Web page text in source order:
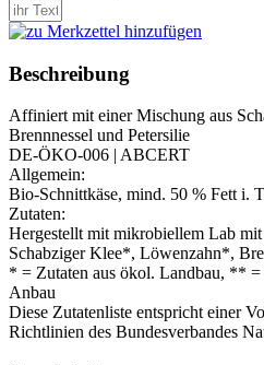
Beschreibung
Affiniert mit einer Mischung aus
Brennnessel und Petersilie
DE-ÖKO-006 | ABCERT
Allgemein:
Bio-Schnittkäse, mind. 50 % Fett i.
Zutaten:
Hergestellt mit mikrobiellem Lab
Schabziger Klee*, Löwenzahn*,
* = Zutaten aus ökol. Landbau, ** =
Anbau
Diese Zutatenliste entspricht einer
Richtlinien des Bundesverbandes